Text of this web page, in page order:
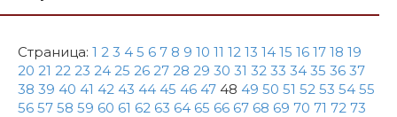
Страница: 1 2 3 4 5 6 7 8 9 10 11 12 13 14 15 16 17 18 19
20 21 22 23 24 25 26 27 28 29 30 31 32 33 34 35 36 37
38 39 40 41 42 43 44 45 46 47 48 49 50 51 52 53 54 55
56 57 58 59 60 61 62 63 64 65 66 67 68 69 70 71 72 73